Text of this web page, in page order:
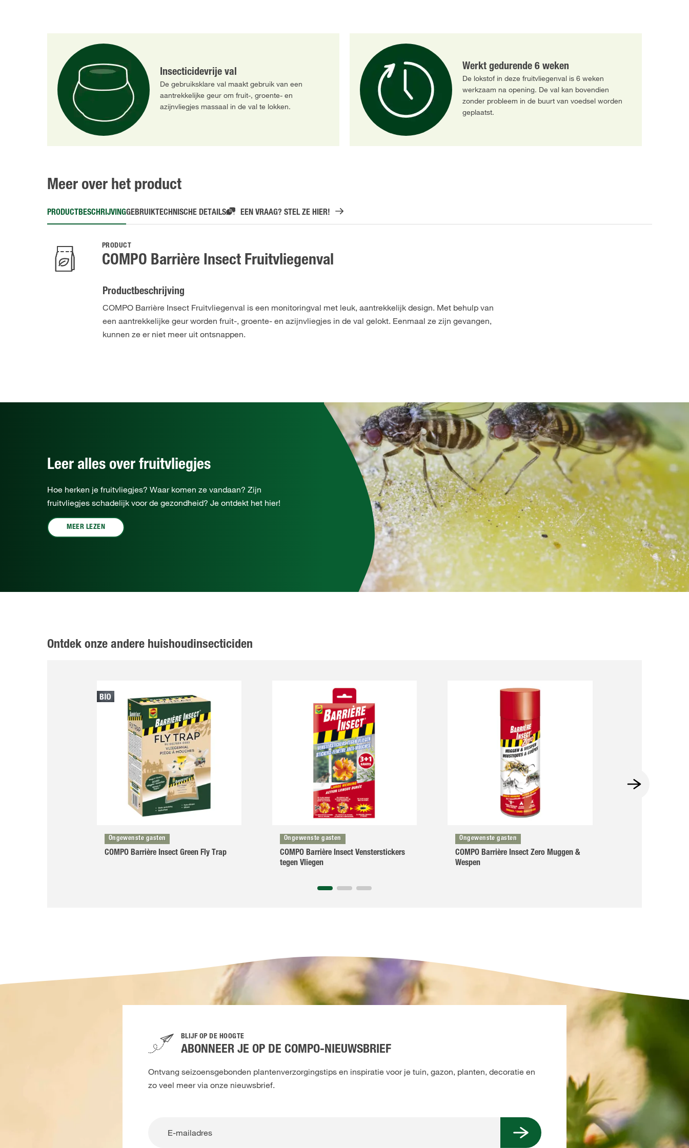
Insecticidevrije val
De gebruiksklare val maakt gebruik van een
aantrekkelijke geur om fruit-, groente- en
azijnvliegjes massaal in de val te lokken.
Werkt gedurende 6 weken
De lokstof in deze fruitvliegenval is 6 weken
werkzaam na opening. De val kan bovendien
zonder probleem in de buurt van voedsel worden
geplaatst.
Meer over het product
PRODUCTBESCHRIJVINGGEBRUIKTECHNISCHE DETAILS EEN VRAAG? STEL ZE HIER!
PRODUCT
COMPO Barrière Insect Fruitvliegenval
Productbeschrijving
COMPO Barrière Insect Fruitvliegenval is een monitoringval met leuk, aantrekkelijk design. Met behulp van
een aantrekkelijke geur worden fruit-, groente- en azijnvliegjes in de val gelokt. Eenmaal ze zijn gevangen,
kunnen ze er niet meer uit ontsnappen.
Leer alles over fruitvliegjes
Hoe herken je fruitvliegjes? Waar komen ze vandaan? Zijn
fruitvliegjes schadelijk voor de gezondheid? Je ontdekt het hier!
MEER LEZEN
Ontdek onze andere huishoudinsecticiden
Ongewenste gasten
COMPO Barrière Insect Green Fly Trap
Ongewenste gasten
COMPO Barrière Insect Vensterstickers
tegen Vliegen
Ongewenste gasten
COMPO Barrière Insect Zero Muggen &
Wespen
BLIJF OP DE HOOGTE
ABONNEER JE OP DE COMPO-NIEUWSBRIEF
Ontvang seizoensgebonden plantenverzorgingstips en inspiratie voor je tuin, gazon, planten, decoratie en
zo veel meer via onze nieuwsbrief.